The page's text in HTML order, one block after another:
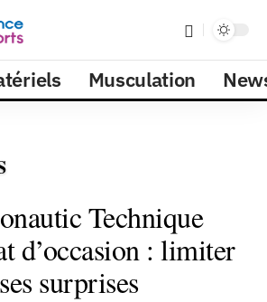
Musculation
Technique
d’occasion : limiter
surprises